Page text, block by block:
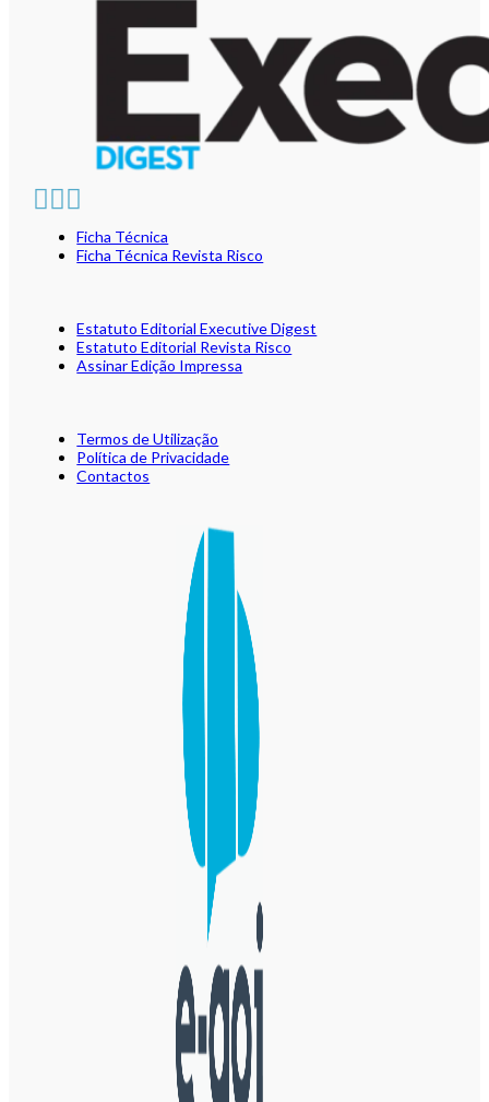
Ficha Técnica
Ficha Técnica Revista Risco
Estatuto Editorial Executive Digest
Estatuto Editorial Revista Risco
Assinar Edição Impressa
Termos de Utilização
Política de Privacidade
Contactos